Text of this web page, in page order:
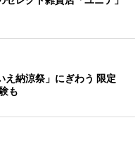
え納涼祭」にぎわう 限定
も